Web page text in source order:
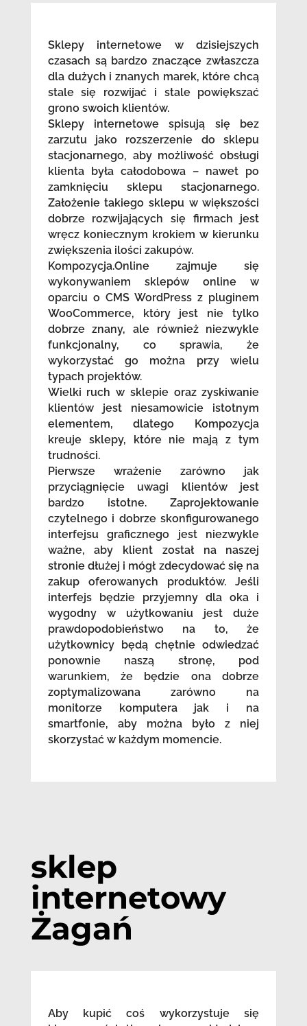
Sklepy internetowe w dzisiejszych
czasach są bardzo znaczące zwłaszcza
dla dużych i znanych marek, które chcą
stale się rozwijać i stale powiększać
grono swoich klientów.
Sklepy internetowe spisują się bez
zarzutu jako rozszerzenie do sklepu
stacjonarnego, aby możliwość obsługi
klienta była całodobowa – nawet po
zamknięciu sklepu stacjonarnego.
Założenie takiego sklepu w większości
dobrze rozwijających się firmach jest
wręcz koniecznym krokiem w kierunku
zwiększenia ilości zakupów.
Kompozycja.Online zajmuje się
wykonywaniem sklepów online w
oparciu o CMS WordPress z pluginem
WooCommerce, który jest nie tylko
dobrze znany, ale również niezwykle
funkcjonalny, co sprawia, że
wykorzystać go można przy wielu
typach projektów.
Wielki ruch w sklepie oraz zyskiwanie
klientów jest niesamowicie istotnym
elementem, dlatego Kompozycja
kreuje sklepy, które nie mają z tym
trudności.
Pierwsze wrażenie zarówno jak
przyciągnięcie uwagi klientów jest
bardzo istotne. Zaprojektowanie
czytelnego i dobrze skonfigurowanego
interfejsu graficznego jest niezwykle
ważne, aby klient został na naszej
stronie dłużej i mógł zdecydować się na
zakup oferowanych produktów. Jeśli
interfejs będzie przyjemny dla oka i
wygodny w użytkowaniu jest duże
prawdopodobieństwo na to, że
użytkownicy będą chętnie odwiedzać
ponownie naszą stronę, pod
warunkiem, że będzie ona dobrze
zoptymalizowana zarówno na
monitorze komputera jak i na
smartfonie, aby można było z niej
skorzystać w każdym momencie.
sklep
internetowy
Żagań
Aby kupić coś wykorzystuje się